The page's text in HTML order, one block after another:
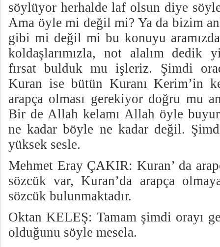
söylüyor herhalde laf olsun diye
Ama öyle mi değil mi? Ya da bizim
gibi mi değil mi bu konuyu
koldaşlarımızla, not alalım dedik
fırsat bulduk mu işleriz. Şimdi
Kuran ise bütün Kuranı Kerim’in
arapça olması gerekiyor doğru mu
Bir de Allah kelamı Allah öyle
ne kadar böyle ne kadar değil.
yüksek sesle.
Mehmet Eray ÇAKIR: Kuran’ da
sözcük var, Kuran’da arapça
sözcük bulunmaktadır.
Oktan KELEŞ: Tamam şimdi orayı
olduğunu söyle mesela.